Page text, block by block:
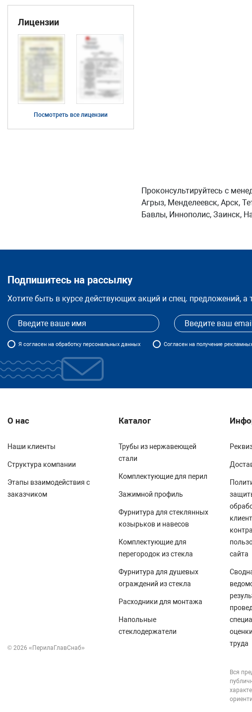
Лицензии
Посмотреть все лицензии
Проконсультируйтесь с
Агрыз, Менделеевск, Арск,
Бавлы, Иннополис, Заинск,
Подпишитесь на рассылку
Хотите быть в курсе действующих акций и спец. предложений,
Я согласен на обработку персональных данных Согласен на получение
О нас
Наши клиенты
Структура компании
Этапы взаимодействия с
заказчиком
Каталог
Трубы из нержавеющей
стали
Комплектующие для перил
Зажимной профиль
Фурнитура для стеклянных
козырьков и навесов
Комплектующие для
перегородок из стекла
Фурнитура для душевых
ограждений из стекла
Расходники для монтажа
Напольные
стеклодержатели
© 2026 «ПерилаГлавСнаб»
сайта
труда
Вся